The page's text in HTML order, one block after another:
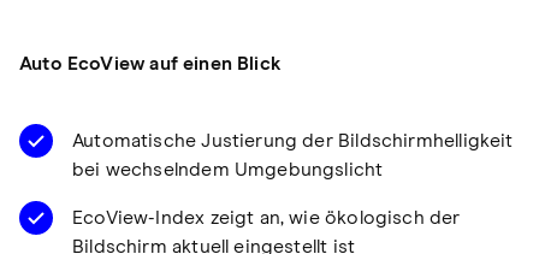
Auto EcoView auf einen Blick
Automatische Justierung der Bildschirmhelligkeit
bei wechselndem Umgebungslicht
EcoView-Index zeigt an, wie ökologisch der
Bildschirm aktuell eingestellt ist